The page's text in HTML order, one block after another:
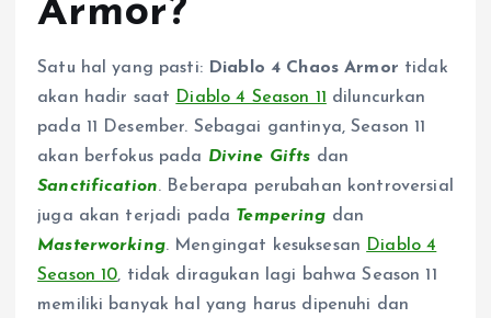
Armor?
Satu hal yang pasti: Diablo 4 Chaos Armor tidak
akan hadir saat Diablo 4 Season 11 diluncurkan
pada 11 Desember. Sebagai gantinya, Season 11
akan berfokus pada Divine Gifts dan
Sanctification. Beberapa perubahan kontroversial
juga akan terjadi pada Tempering dan
Masterworking. Mengingat kesuksesan Diablo 4
Season 10, tidak diragukan lagi bahwa Season 11
memiliki banyak hal yang harus dipenuhi dan